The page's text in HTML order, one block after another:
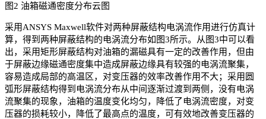
图2 油箱磁通密度分布云图
采用ANSYS Maxwell软件对两种屏蔽结构电涡流作用进行仿真计
算，得到两种屏蔽结构的电涡流分布如图3所示。从图3中可以看
出，采用矩形屏蔽结构对油箱的漏磁具有一定的改善作用，但由
于屏蔽边缘磁通密度集中造成屏蔽边缘具有较强的电涡流聚集，
容易造成局部的高温区，对变压器的效率改善作用不大；采用圆
弧形屏蔽结构得到电涡流分布从中间逐渐过渡到两侧，没有电涡
流聚集的现象，油箱的温度变化均匀，降低了电涡流密度，对变
压器的损耗较小，降低了最高点的温度，可有效地改善变压器的